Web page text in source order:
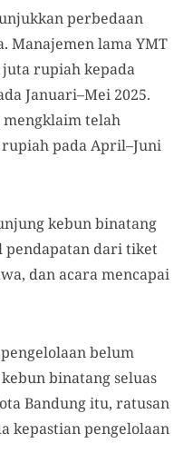
perbedaan
Manajemen lama YMT
rupiah kepada
Januari–Mei 2025.
telah
pada April–Juni
kebun binatang
pendapatan dari tiket
dan acara mencapai
belum
binatang seluas
Bandung itu, ratusan
kepastian pengelolaan